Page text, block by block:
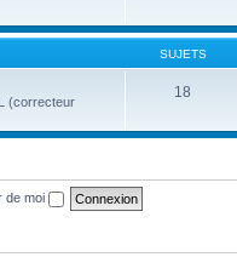
SUJETS
(correcteur
18
de moi